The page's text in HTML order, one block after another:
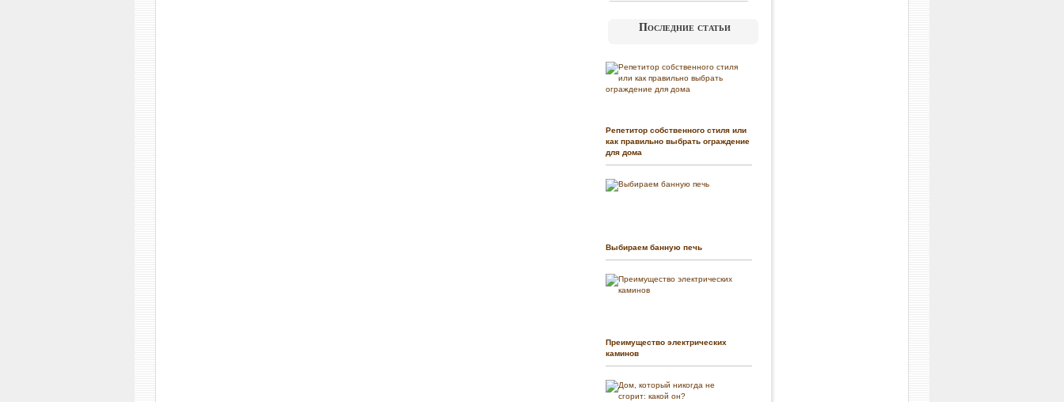
Последние статьи
Репетитор собственного стиля или
как правильно выбрать ограждение
для дома
Выбираем банную печь
Преимущество электрических
каминов